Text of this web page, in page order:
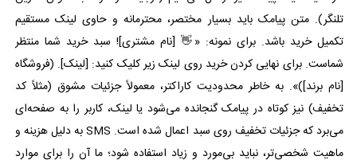
تلنگر). متن پیامک باید بسیار مختصر، محترمانه و حاوی لینک مستقیم
تکمیل خرید باشد. برای نمونه: «👋 [نام مشتری]! سبد خرید شما منتظر
شماست. برای نهایی کردن خرید روی لینک زیر کلیک کنید: [لینک]. (فروشگاه
[نام برند])». به خاطر محدودیت کاراکتر، معمولاً جزئیات مشوق (مثلاً کد
تخفیف) نیز کوتاه در پیامک گنجانده می‌شود یا لینک، کاربر را به صفحه‌ای
می‌برد که جزئیات تخفیف روی سبد اعمال شده است. SMS به دلیل هزینه و
ماهیت شخصی‌تر، نباید بی‌مورد و زیاد استفاده شود؛ ما آن را برای موارد